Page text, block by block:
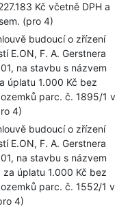
Kč včetně DPH a
(pro 4)
budoucí o zřízení
E.ON, F. A. Gerstnera
na stavbu s názvem
úplatu 1.000 Kč bez
parc. č. 1895/1 v
4)
budoucí o zřízení
E.ON, F. A. Gerstnera
na stavbu s názvem
za úplatu 1.000 Kč bez
parc. č. 1552/1 v
4)